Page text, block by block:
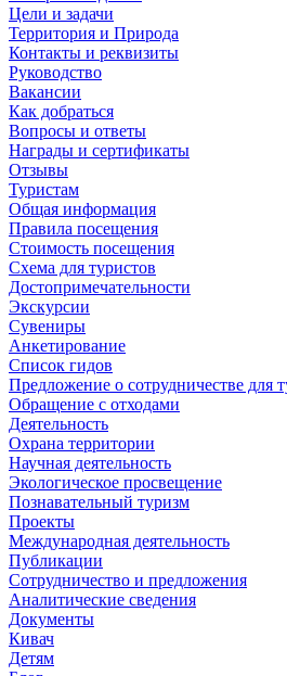
Цели и задачи
Территория и Природа
Контакты и реквизиты
Руководство
Вакансии
Как добраться
Вопросы и ответы
Награды и сертификаты
Отзывы
Туристам
Общая информация
Правила посещения
Стоимость посещения
Схема для туристов
Достопримечательности
Экскурсии
Сувениры
Анкетирование
Список гидов
Предложение о сотрудничестве для
Обращение с отходами
Деятельность
Охрана территории
Научная деятельность
Экологическое просвещение
Познавательный туризм
Проекты
Международная деятельность
Публикации
Сотрудничество и предложения
Аналитические сведения
Документы
Кивач
Детям